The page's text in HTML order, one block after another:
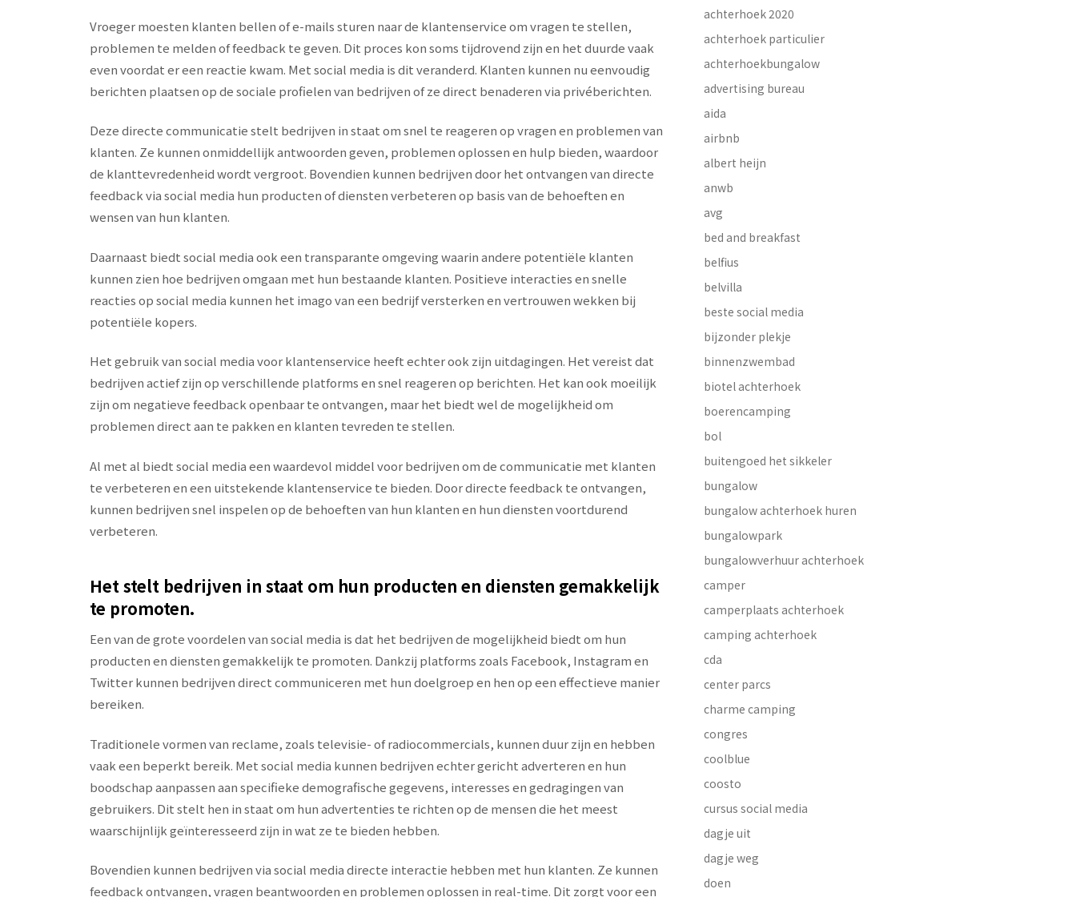
Vroeger moesten klanten bellen of e-mails sturen naar de klantenservice om vragen te stellen,
problemen te melden of feedback te geven. Dit proces kon soms tijdrovend zijn en het duurde vaak
even voordat er een reactie kwam. Met social media is dit veranderd. Klanten kunnen nu eenvoudig
berichten plaatsen op de sociale profielen van bedrijven of ze direct benaderen via privéberichten.
Deze directe communicatie stelt bedrijven in staat om snel te reageren op vragen en problemen van
klanten. Ze kunnen onmiddellijk antwoorden geven, problemen oplossen en hulp bieden, waardoor
de klanttevredenheid wordt vergroot. Bovendien kunnen bedrijven door het ontvangen van directe
feedback via social media hun producten of diensten verbeteren op basis van de behoeften en
wensen van hun klanten.
Daarnaast biedt social media ook een transparante omgeving waarin andere potentiële klanten
kunnen zien hoe bedrijven omgaan met hun bestaande klanten. Positieve interacties en snelle
reacties op social media kunnen het imago van een bedrijf versterken en vertrouwen wekken bij
potentiële kopers.
Het gebruik van social media voor klantenservice heeft echter ook zijn uitdagingen. Het vereist dat
bedrijven actief zijn op verschillende platforms en snel reageren op berichten. Het kan ook moeilijk
zijn om negatieve feedback openbaar te ontvangen, maar het biedt wel de mogelijkheid om
problemen direct aan te pakken en klanten tevreden te stellen.
Al met al biedt social media een waardevol middel voor bedrijven om de communicatie met klanten
te verbeteren en een uitstekende klantenservice te bieden. Door directe feedback te ontvangen,
kunnen bedrijven snel inspelen op de behoeften van hun klanten en hun diensten voortdurend
verbeteren.
Het stelt bedrijven in staat om hun producten en diensten gemakkelijk
te promoten.
Een van de grote voordelen van social media is dat het bedrijven de mogelijkheid biedt om hun
producten en diensten gemakkelijk te promoten. Dankzij platforms zoals Facebook, Instagram en
Twitter kunnen bedrijven direct communiceren met hun doelgroep en hen op een effectieve manier
bereiken.
Traditionele vormen van reclame, zoals televisie- of radiocommercials, kunnen duur zijn en hebben
vaak een beperkt bereik. Met social media kunnen bedrijven echter gericht adverteren en hun
boodschap aanpassen aan specifieke demografische gegevens, interesses en gedragingen van
gebruikers. Dit stelt hen in staat om hun advertenties te richten op de mensen die het meest
waarschijnlijk geïnteresseerd zijn in wat ze te bieden hebben.
Bovendien kunnen bedrijven via social media directe interactie hebben met hun klanten. Ze kunnen
feedback ontvangen, vragen beantwoorden en problemen oplossen in real-time. Dit zorgt voor een
achterhoek 2020
achterhoek particulier
achterhoekbungalow
advertising bureau
aida
airbnb
albert heijn
anwb
avg
bed and breakfast
belfius
belvilla
beste social media
bijzonder plekje
binnenzwembad
biotel achterhoek
boerencamping
bol
buitengoed het sikkeler
bungalow
bungalow achterhoek huren
bungalowpark
bungalowverhuur achterhoek
camper
camperplaats achterhoek
camping achterhoek
cda
center parcs
charme camping
congres
coolblue
coosto
cursus social media
dagje uit
dagje weg
doen